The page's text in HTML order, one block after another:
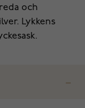
och
Lykkens